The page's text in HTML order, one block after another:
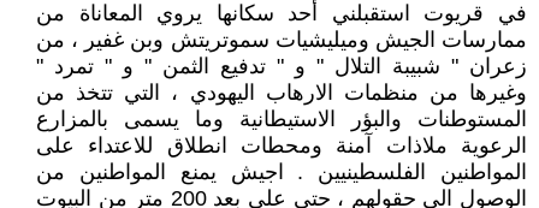
في قريوت استقبلني أحد سكانها يروي المعاناة من
ممارسات الجيش وميليشيات سموتريتش وبن غفير ، من
زعران " شبيبة التلال " و " تدفيع الثمن " و " تمرد "
وغيرها من منظمات الارهاب اليهودي ، التي تتخذ من
المستوطنات والبؤر الاستيطانية وما يسمى بالمزارع
الرعوية ملاذات آمنة ومحطات انطلاق للاعتداء على
المواطنين الفلسطينيين . اجيش يمنع المواطنين من
الوصول الى حقولهم ، حتى على بعد 200 متر من البيوت